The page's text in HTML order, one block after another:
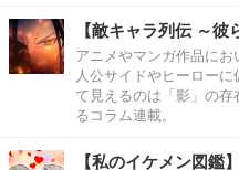
【敵キャラ列伝 ～彼
アニメやマンガ作品に
人公サイドやヒーロー
て見えるのは「影」の存
るコラム連載。
【私のイケメン図鑑】